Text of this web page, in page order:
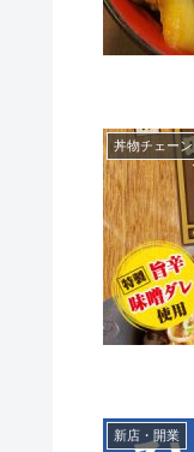
丼物チェーン
新店・開業